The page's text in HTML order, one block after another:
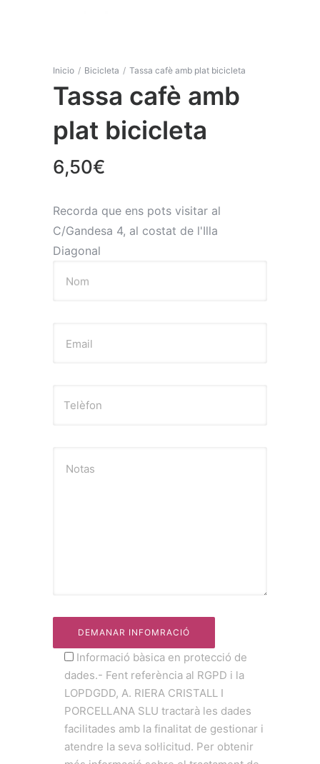
Inicio / Bicicleta / Tassa cafè amb plat bicicleta
Tassa cafè amb
plat bicicleta
6,50€
Recorda que ens pots visitar al
C/Gandesa 4, al costat de l'Illa
Diagonal
Nom
Email
Notas
Informació bàsica en protecció de
dades.- Fent referència al RGPD i la
LOPDGDD, A. RIERA CRISTALL I
PORCELLANA SLU tractarà les dades
facilitades amb la finalitat de gestionar i
atendre la seva sol·licitud. Per obtenir